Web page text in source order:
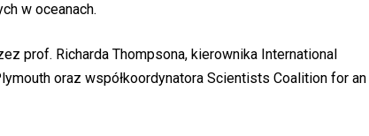
w oceanach.
prof. Richarda Thompsona, kierownika International
oraz współkoordynatora Scientists Coalition for an